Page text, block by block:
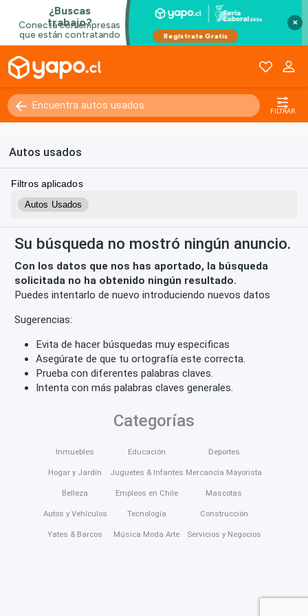
×
FILTRAR
Autos usados
Filtros aplicados
Autos Usados
Su búsqueda no mostró ningún anuncio.
Con los datos que nos has aportado, la búsqueda
solicitada no ha obtenido ningún resultado.
Puedes intentarlo de nuevo introduciendo nuevos datos
Sugerencias:
Evita de hacer búsquedas muy especificas
Asegúrate de que tu ortografía este correcta.
Prueba con diferentes palabras claves.
Intenta con más palabras claves generales.
Categorías
Inmuebles
Hogar y Jardín
Belleza
Autos y Vehículos
Yates & Barcos
Educación
Juguetes & Infantes
Empleos en Chile
Tecnología
Música Moda Arte
Deportes
Mercancía Mayorista
Mascotas
Construcción
Servicios y Negocios
Kilómetros 0 - 250000+